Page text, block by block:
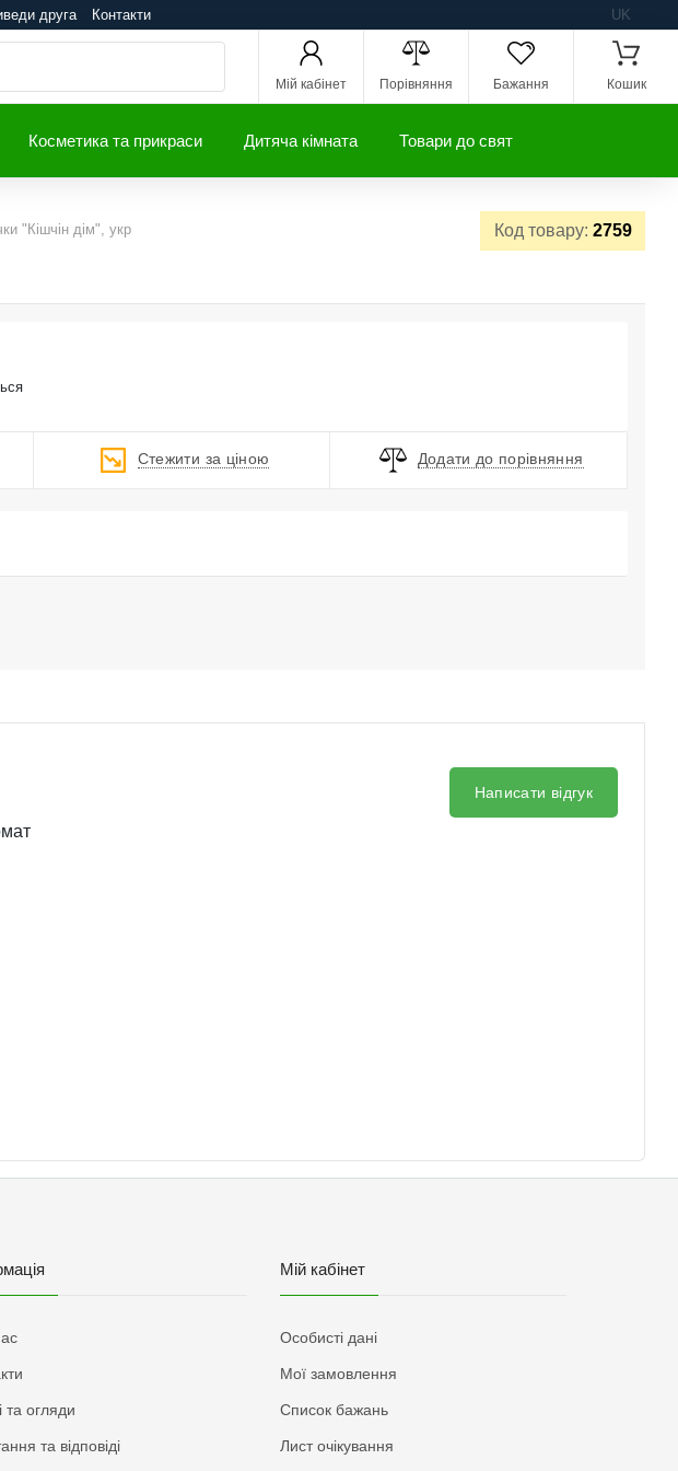
друга Контакти UK
Мій кабінет Порівняння Бажання Кошик
Косметика та прикраси Дитяча кімната Товари до свят
Код товару: 2759
"Кiшчін дiм", укр
Стежити за ціною Додати до порівняння
Написати відгук
та огляди
та відповіді
Мій кабінет
Особисті дані
Мої замовлення
Список бажань
Лист очікування